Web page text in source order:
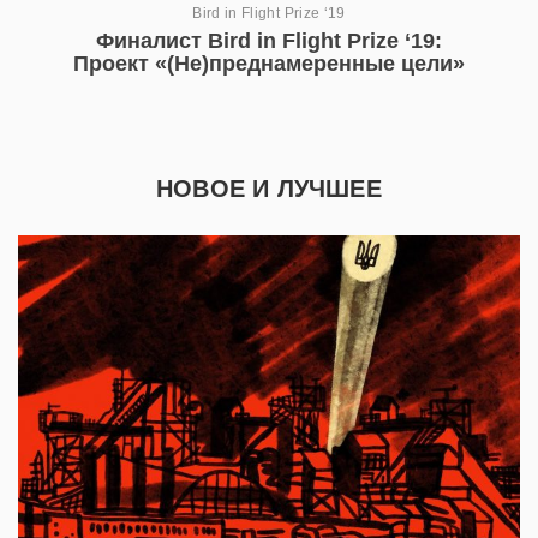
Bird in Flight Prize ‘19
Финалист Bird in Flight Prize ‘19:
Проект «(Не)преднамеренные цели»
НОВОЕ И ЛУЧШЕЕ